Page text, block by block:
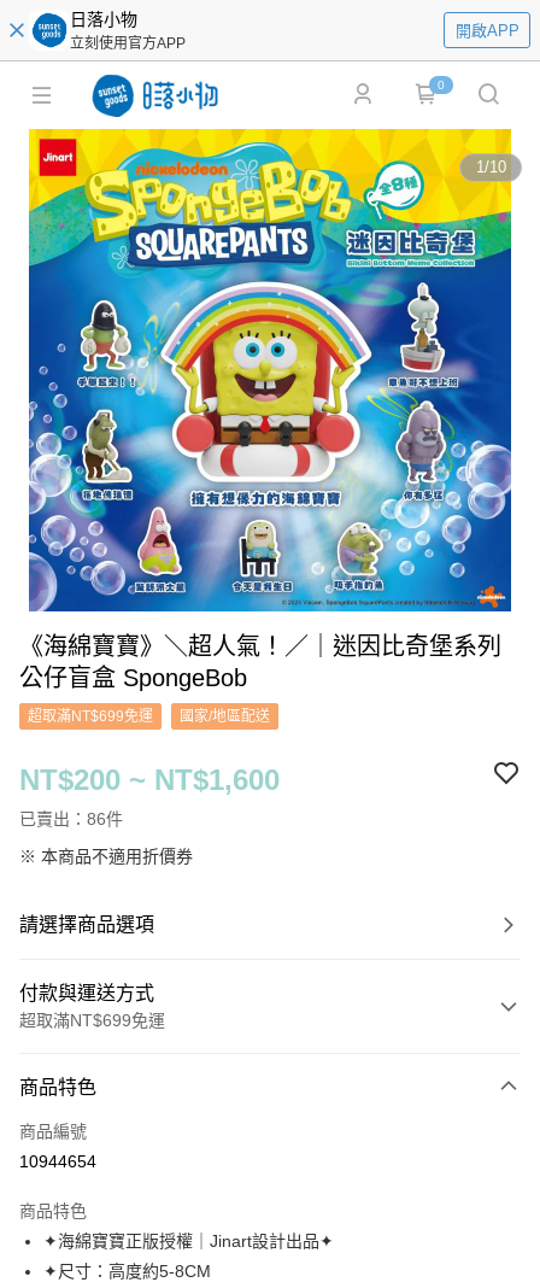
日落小物
立刻使用官方APP
開啟APP
0
1/10
《海綿寶寶》＼超人氣！／｜迷因比奇堡系列
公仔盲盒 SpongeBob
超取滿NT$699免運 國家/地區配送
NT$200 ~ NT$1,600
已賣出：86件
※ 本商品不適用折價券
請選擇商品選項
付款與運送方式
超取滿NT$699免運
信用卡一次付款
超商取貨付款
Apple Pay
街口支付
商品特色
商品編號
10944654
商品特色
✦海綿寶寶正版授權｜Jinart設計出品✦
✦尺寸：高度約5-8CM